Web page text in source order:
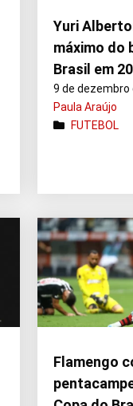
Yuri
máximo do
Brasil em
9 de
Paula Araújo
FUTEBOL
Flamengo